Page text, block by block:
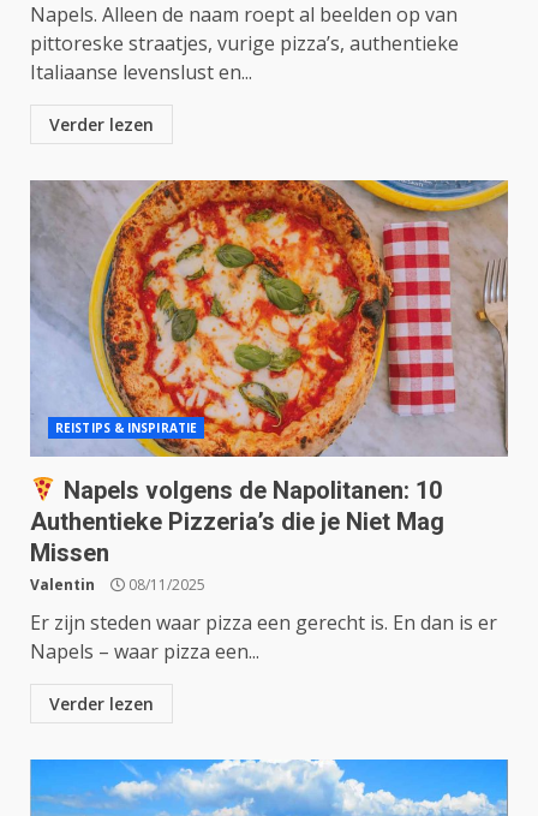
Napels. Alleen de naam roept al beelden op van
pittoreske straatjes, vurige pizza’s, authentieke
Italiaanse levenslust en...
Verder lezen
REISTIPS & INSPIRATIE
Napels volgens de Napolitanen: 10
Authentieke Pizzeria’s die je Niet Mag
Missen
Valentin 08/11/2025
Er zijn steden waar pizza een gerecht is. En dan is er
Napels – waar pizza een...
Verder lezen